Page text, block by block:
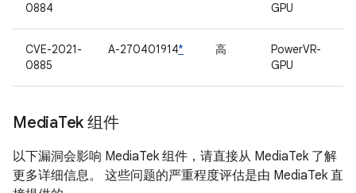
0884
GPU
CVE-2021-
0885
A-270401914* 高
PowerVR-
GPU
MediaTek 组件
以下漏洞会影响 MediaTek 组件，请直接从 MediaTek 了解
更多详细信息。 这些问题的严重程度评估是由 MediaTek 直